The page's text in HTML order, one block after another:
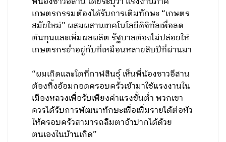
เกษตรกรรมต้องได้รับการเติมทักษะ “เกษตร
สมัยใหม่” ผสมผสานเทคโนโลยีดิจิทัลเพื่อลด
ต้นทุนและเพิ่มผลผลิต รัฐบาลต้องไม่ปล่อยให้
เกษตรกรย่ำอยู่กับที่เหมือนหลายสิบปีที่ผ่านมา
“ผมเกิดและโตที่กาฬสินธุ์ เห็นพี่น้องชาวอีสาน
ต้องทิ้งอ้อมกอดครอบครัวเข้ามาใช้แรงงานใน
เมืองหลวงเพื่อรับเพียงค่าแรงขั้นต่ำ พวกเขา
ควรได้รับการพัฒนาทักษะเพื่อเพิ่มรายได้ต่อหัว
ให้ครอบครัวสามารถลืมตาอ้าปากได้ด้วย
ตนเองในบ้านเกิด”